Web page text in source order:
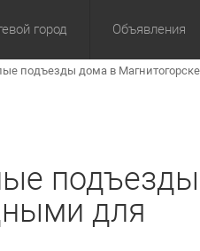
Культура
город Объявления
подъезды дома в
для